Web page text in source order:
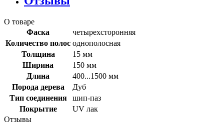
О товаре
Фаска
четырехсторонняя
Количество полос однополосная
Толщина
15 мм
Ширина
150 мм
Длина
400...1500 мм
Порода дерева
Дуб
Тип соединения
шип-паз
Покрытие
UV лак
Отзывы